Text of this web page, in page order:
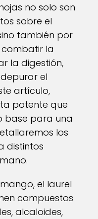
no solo son
sobre el
también por
la
la digestión,
el
artículo,
potente que
base para una
los
distintos
el laurel
compuestos
alcaloides,